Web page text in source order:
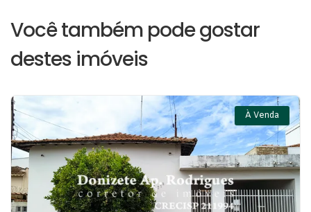
Você também pode gostar
destes imóveis
À Venda